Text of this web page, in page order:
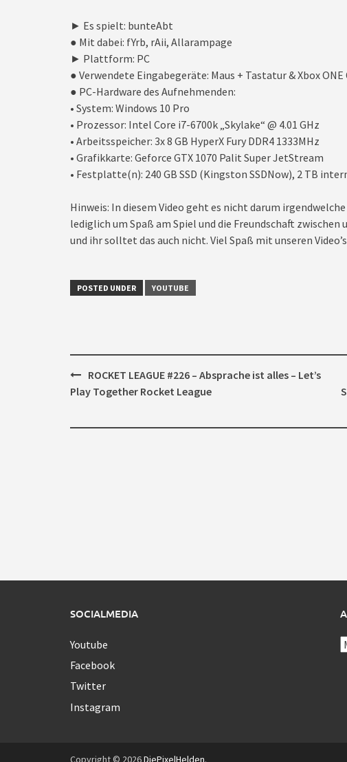
► Es spielt: bunteAbt
● Mit dabei: fYrb, rAii, Allarampage
► Plattform: PC
● Verwendete Eingabegeräte: Maus + Tastatur & Xbox
● PC-Hardware des Aufnehmenden:
• System: Windows 10 Pro
• Prozessor: Intel Core i7-6700k „Skylake“ @ 4.01 GHz
• Arbeitsspeicher: 3x 8 GB HyperX Fury DDR4 1333MHz
• Grafikkarte: Geforce GTX 1070 Palit Super JetStream
• Festplatte(n): 240 GB SSD (Kingston SSDNow), 2 TB
Hinweis: In diesem Video geht es nicht darum
lediglich um Spaß am Spiel und die Freundschaft
und ihr solltet das auch nicht. Viel Spaß mit unseren
POSTED UNDER YOUTUBE
Post
navigation
ROCKET LEAGUE #226 – Absprache ist alles – Let’s
Play Together Rocket League
SOCIALMEDIA
Youtube
Facebook
Twitter
Instagram
Copyright © 2026DiePixelHelden.